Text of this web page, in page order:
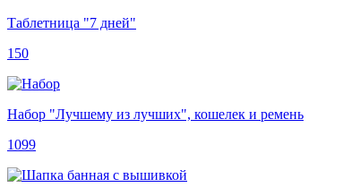
Таблетница "7 дней"
150
Набор "Лучшему из лучших", кошелек и ремень
1099